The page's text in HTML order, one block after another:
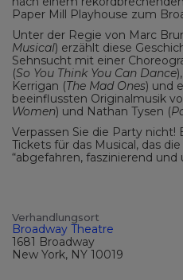
Paper Mill Playhouse zum
Unter der Regie von Marc
Musical) erzählt diese
Sehnsucht mit einer
(So You Think You Can Dance
Kerrigan (The Mad Ones) und
beeinflussten Originalmusik
Women) und Nathan Tysen (
Verpassen Sie die Party nicht!
Tickets für das Musical, das
“abgefahren, faszinierend
Verhandlungsort
Broadway Theatre
1681 Broadway
New York, NY 10019